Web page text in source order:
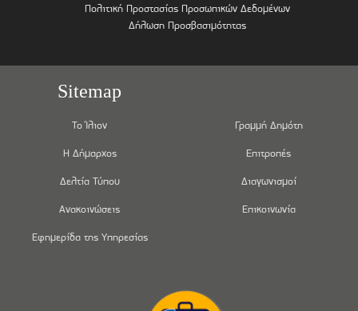
Πολιτική Προστασίας Προσωπικών Δεδομένων
Δήλωση Προσβασιμότητας
Sitemap
Το Ίλιον
Η Δήμαρχος
Δελτία Τύπου
Ανακοινώσεις
Εφημερίδα της Υπηρεσίας
Γραμμή Δημότη
Επιτροπές
Διαγωνισμοί
Επικοινωνία